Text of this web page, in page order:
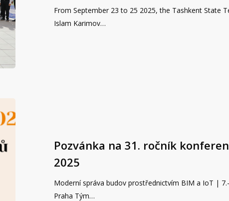
From September 23 to 25 2025, the Tashkent State
Islam Karimov…
Pozvánka na 31. ročník
2025
Moderní správa budov prostřednictvím BIM a IoT |
Praha Tým…